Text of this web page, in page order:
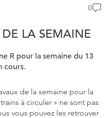
0
LA SEMAINE
R pour la semaine du 13
cours.
de la semaine pour la
à circuler » ne sont pas
vous pouvez les retrouver